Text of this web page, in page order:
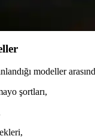
seçiminde trendleri ve
modeller
şortları,